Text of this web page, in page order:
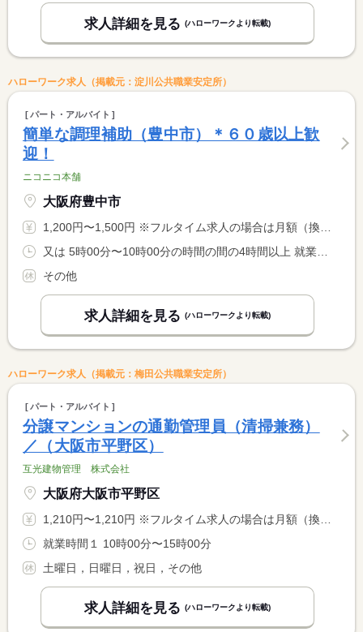
求人詳細を見る (ハローワークより転載)
ハローワーク求人（掲載元：淀川公共職業安定所）
パート・アルバイト
簡単な調理補助（豊中市）＊６０歳以上歓
迎！
ニコニコ本舗
大阪府豊中市
1,200円〜1,500円 ※フルタイム求人の場合は月額（換算額）、パート求人の場合は時間額を表示しています。
その他
求人詳細を見る (ハローワークより転載)
ハローワーク求人（掲載元：梅田公共職業安定所）
パート・アルバイト
分譲マンションの通勤管理員（清掃兼務）
／（大阪市平野区）
互光建物管理 株式会社
大阪府大阪市平野区
1,210円〜1,210円 ※フルタイム求人の場合は月額（換算額）、パート求人の場合は時間額を表示しています。
就業時間１ 10時00分〜15時00分
土曜日，日曜日，祝日，その他
求人詳細を見る (ハローワークより転載)